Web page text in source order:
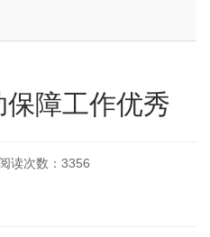
障工作优秀
阅读次数： 3356